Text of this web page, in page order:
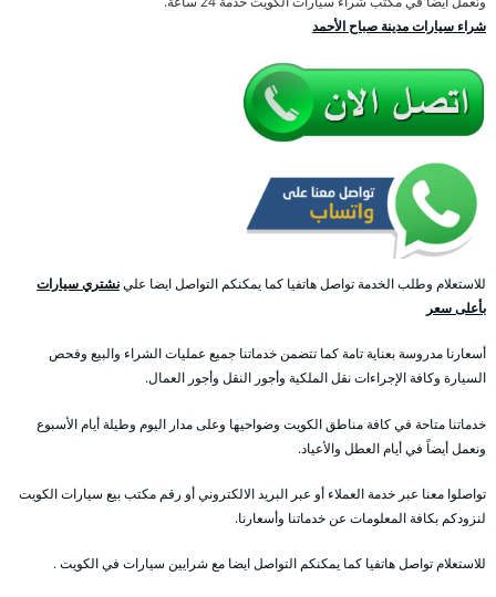
شراء سيارات مدينة صباح الأحمد
للاستعلام وطلب الخدمة تواصل هاتفيا كما يمكنكم التواصل ايضا علينشتري سيارات
بأعلى سعر
أسعارنا مدروسة بعناية تامة كما تتضمن خدماتنا جميع عمليات الشراء والبيع وفحص
السيارة وكافة الإجراءات نقل الملكية وأجور النقل وأجور العمال.
خدماتنا متاحة في كافة مناطق الكويت وضواحيها وعلى مدار اليوم وطيلة أيام الأسبوع
ونعمل أيضاً في أيام العطل والأعياد.
تواصلوا معنا عبر خدمة العملاء أو عبر البريد الالكتروني أو رقم مكتب بيع سيارات الكويت
لنزودكم بكافة المعلومات عن خدماتنا وأسعارنا.
للاستعلام تواصل هاتفيا كما يمكنكم التواصل ايضا مع شرايين سيارات في الكويت .